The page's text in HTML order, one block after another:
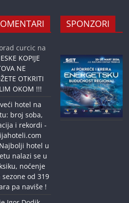
curcic na
KOPIJE
NE
OTKRITI
OKOM !!!
hotel na
broj soba,
i rekordi -
Najbolji hotel u
nalazi se u
noćenje
sezone od 319
pa naviše !
SPONZORI